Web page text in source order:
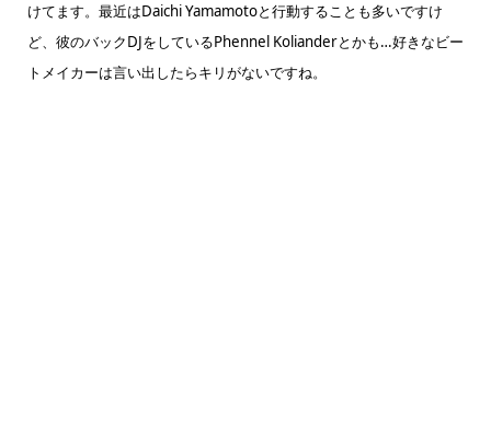
けてます。最近はDaichi Yamamotoと行動することも多いですけ
ど、彼のバックDJをしているPhennel Kolianderとかも…好きなビー
トメイカーは言い出したらキリがないですね。